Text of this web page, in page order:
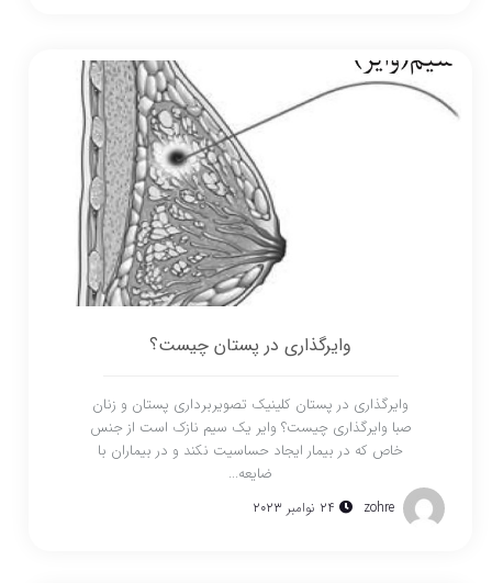
وایرگذاری در پستان چیست؟
وایرگذاری در پستان کلینیک تصویربرداری پستان و زنان
صبا وایرگذاری چیست؟ وایر یک سیم نازک است از جنس
خاص که در بیمار ایجاد حساسیت نکند و در بیماران با
ضایعه...
zohre 24 نوامبر 2023